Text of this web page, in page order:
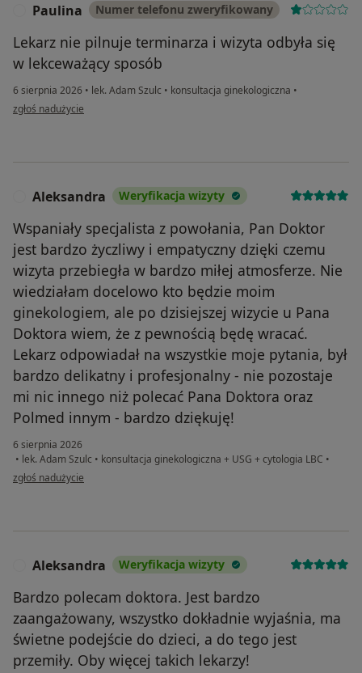
Paulina Numer telefonu zweryfikowany
Lekarz nie pilnuje terminarza i wizyta odbyła się
w lekceważący sposób
6 sierpnia 2026 • lek. Adam Szulc • konsultacja ginekologiczna •
w opinii użytkownika Paulina
zgłoś nadużycie
Aleksandra Weryfikacja wizyty
Wspaniały specjalista z powołania, Pan Doktor
jest bardzo życzliwy i empatyczny dzięki czemu
wizyta przebiegła w bardzo miłej atmosferze. Nie
wiedziałam docelowo kto będzie moim
ginekologiem, ale po dzisiejszej wizycie u Pana
Doktora wiem, że z pewnością będę wracać.
Lekarz odpowiadał na wszystkie moje pytania, był
bardzo delikatny i profesjonalny - nie pozostaje
mi nic innego niż polecać Pana Doktora oraz
Polmed innym - bardzo dziękuję!
6 sierpnia 2026
• lek. Adam Szulc • konsultacja ginekologiczna + USG + cytologia LBC •
w opinii użytkownika Aleksandra
zgłoś nadużycie
Aleksandra Weryfikacja wizyty
Bardzo polecam doktora. Jest bardzo
zaangażowany, wszystko dokładnie wyjaśnia, ma
świetne podejście do dzieci, a do tego jest
przemiły. Oby więcej takich lekarzy!